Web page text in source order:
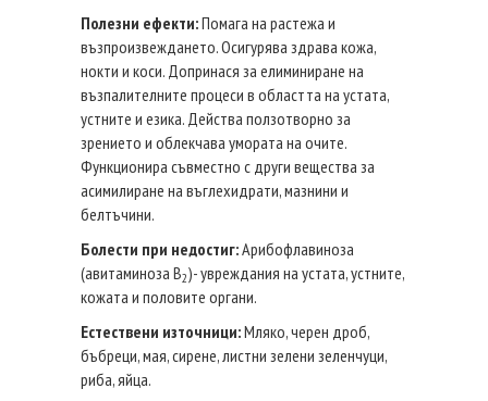
Полезни ефекти:Помага на растежа и
възпроизвеждането. Осигурява здрава кожа,
нокти и коси. Допринася за елиминиране на
възпалителните процеси в областта на устата,
устните и езика. Действа ползотворно за
зрението и облекчава умората на очите.
Функционира съвместно с други вещества за
асимилиране на въглехидрати, мазнини и
белтъчини.
Болести при недостиг:Арибофлавиноза
(авитаминоза В2)- увреждания на устата, устните,
кожата и половите органи.
Естествени източници:Мляко, черен дроб,
бъбреци, мая, сирене, листни зелени зеленчуци,
риба, яйца.